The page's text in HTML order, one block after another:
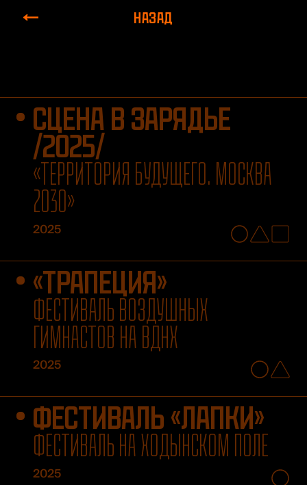
НАЗАД
СЦЕНА В ЗАРЯДЬЕ
/2025/
«ТЕРРИТОРИЯ БУДУЩЕГО. МОСКВА
2030»
2025
«ТРАПЕЦИЯ»
ФЕСТИВАЛЬ ВОЗДУШНЫХ
ГИМНАСТОВ НА ВДНХ
2025
ФЕСТИВАЛЬ «ЛАПКИ»
ФЕСТИВАЛЬ НА ХОДЫНСКОМ ПОЛЕ
2025